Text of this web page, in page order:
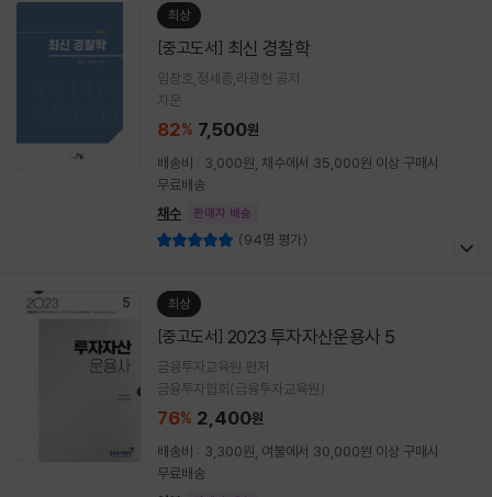
최상
[중고도서] 최신 경찰학
임창호,정세종,라광현 공저
자운
82% 7,500원
배송비 : 3,000원, 채수에서 35,000원 이상 구매시
무료배송
채수
판매자 배송
(94명 평가)
최상
[중고도서] 2023 투자자산운용사 5
금융투자교육원 편저
금융투자협회(금융투자교육원)
76% 2,400원
배송비 : 3,300원, 여불에서 30,000원 이상 구매시
무료배송